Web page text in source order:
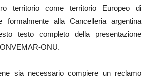
territorio come territorio Europeo di
formalmente alla Cancelleria argentina
testo completo della presentazione
ONU.
sia necessario compiere un reclamo